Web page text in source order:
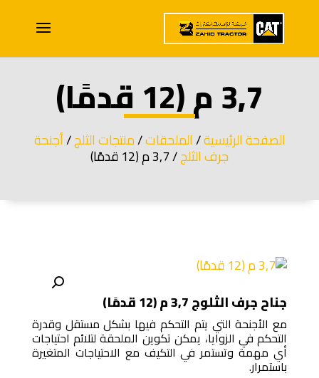
3,7 م (12 قدمًا)
الصفحة الرئيسية/الملحقات/منتجات الثلج/أجنحة
جرف الثلج/ 3,7 م (12 قدمًا)
جناح جرف الثلوج 3,7 م (12 قدمًا)
مع الأجنحة التي يتم التحكم فيها بشكل مستقل وقدرة
التحكم في الزوايا، يمكن تكوين الملحقة لتلائم احتياجات
أي مهمة وتستمر في التكيف مع الاحتياجات المتغيرة
باستمرار.